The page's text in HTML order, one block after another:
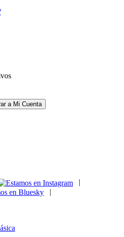
a Mi Cuenta
|